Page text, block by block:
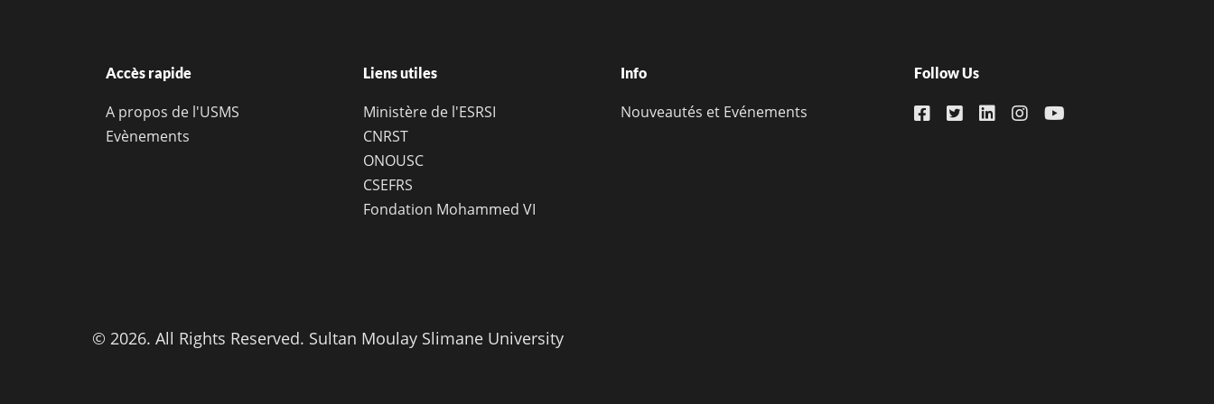
Accès rapide
A propos de l'USMS
Evènements
Liens utiles
Ministère de l'ESRSI
CNRST
ONOUSC
CSEFRS
Fondation Mohammed VI
Info
Nouveautés et Evénements
Follow Us
© 2026. All Rights Reserved. Sultan Moulay Slimane University